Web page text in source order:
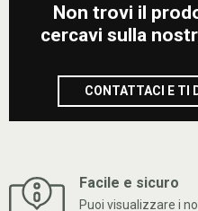
Non trovi il
cercavi sulla
CONTATTACI E TI
Facile e sicuro
Puoi visualizzare i